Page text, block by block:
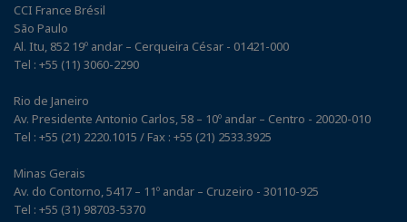
CCI France Brésil
São Paulo
Al. Itu, 852 19º andar – Cerqueira César - 01421-000
Tel : +55 (11) 3060-2290
Rio de Janeiro
Av. Presidente Antonio Carlos, 58 – 10º andar – Centro - 20020-010
Tel : +55 (21) 2220.1015 / Fax : +55 (21) 2533.3925
Minas Gerais
Av. do Contorno, 5417 – 11º andar – Cruzeiro - 30110-925
Tel : +55 (31) 98703-5370